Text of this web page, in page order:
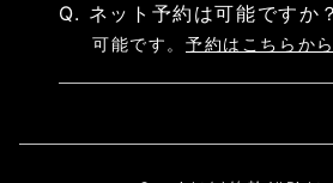
Q. ネット予約は可能ですか？
可能です。 予約はこちらから